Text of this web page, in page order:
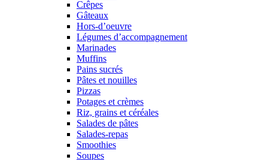
Crêpes
Gâteaux
Hors-d’oeuvre
Légumes d’accompagnement
Marinades
Muffins
Pains sucrés
Pâtes et nouilles
Pizzas
Potages et crèmes
Riz, grains et céréales
Salades de pâtes
Salades-repas
Smoothies
Soupes